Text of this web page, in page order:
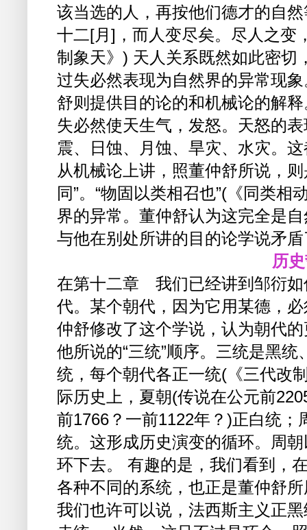
该当选的人，再按他们德才的自
十二[月]，而人变尽矣。尽人之变
制象天》) 天人关系既然如此密切
过失必然表现为自然界的异常现
舒则提供目的论的和机械论的解
失必然使天生气，发怒。天怒的
震、日蚀、月蚀、旱灾、水灾。
从机械论上讲，照董仲舒所说，
同”。“物固以类相召也”(《同类
界的异常。董仲舒认为这完全是
与他在别处所讲的目的论学说矛
历
在第十二章 我们已经讲到邹衍如
代。某个朝代，因为它用某德，
仲舒修改了这个学说，认为朝代
他所说的“三统”顺序。三统是黑
统，每个朝代各正一统(《三代改
际历史上，夏朝(传说在公元前
前1766？一前1122年？)正白统
统。这形成历史演变的循环。周
环下去。 有趣的是，我们看到，
各种不同的系统，也正是董仲舒
我们也许可以说，法西斯主义正